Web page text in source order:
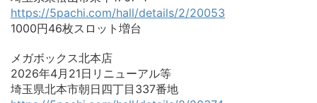
https://5pachi.com/hall/details/2/20053
1000円46枚スロット増台
メガボックス北本店
2026年4月21日リニューアル等
埼玉県北本市朝日四丁目337番地